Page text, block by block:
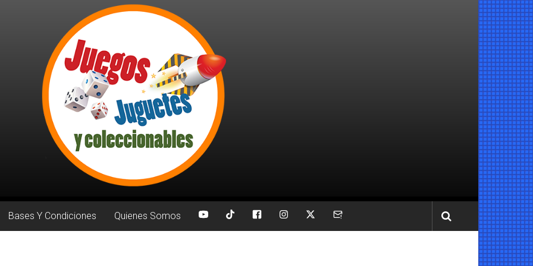
Bases Y Condiciones Quienes Somos